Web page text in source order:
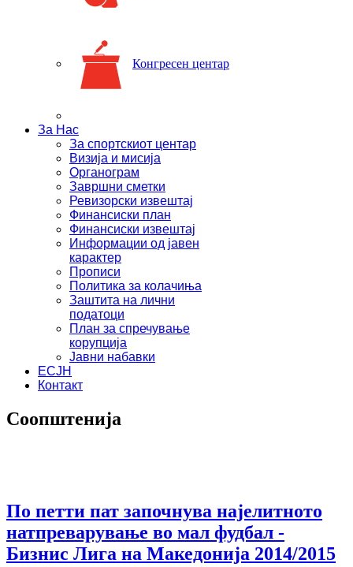
Конгресен центар
За Нас
За спортскиот центар
Визија и мисија
Органограм
Завршни сметки
Ревизорски извештај
Финансиски план
Финансиски извештај
Информации од јавен
карактер
Прописи
Политика за колачиња
Заштита на лични
податоци
План за спречување
корупција
Јавни набавки
ЕСЈН
Контакт
Соопштенија
По петти пат започнува најелитното
натпреварување во мал фудбал -
Бизнис Лига на Македонија 2014/2015